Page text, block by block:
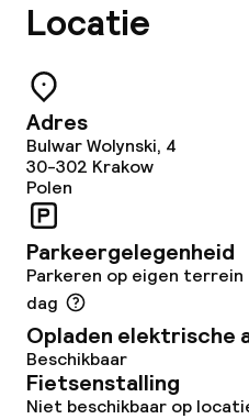
Locatie
Adres
Bulwar Wolynski, 4
30-302 Krakow
Polen
Parkeergelegenheid
Parkeren op eigen
dag
Opladen elektrische
Beschikbaar
Fietsenstalling
Niet beschikbaar op